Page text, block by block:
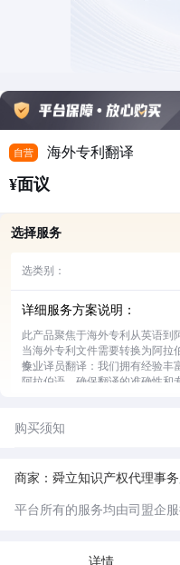
自营 海外专利翻译
¥面议
选择服务
选类别：
详细服务方案说明：
此产品聚焦于海外专利从英语到
当海外专利文件需要转换为阿拉
换。
专业译员翻译：我们拥有经验丰
阿拉伯语，确保翻译的准确性和
快速交付服务：充分理解客户的
密，防止信息泄露。
售后咨询支持：翻译交付后，
过程中遇到的疑问。
购买须知
商家：舜立知识产权代理事务
平台所有的服务均由司盟企
详情